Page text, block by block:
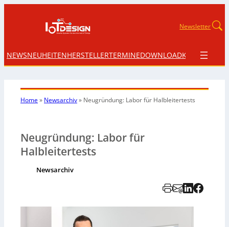
Newsletter
NEWSNEUHEITENHERSTELLERTERMINEDOWNLOADKONTAKT
Home» Newsarchiv» Neugründung: Labor für Halbleitertests
Neugründung: Labor für
Halbleitertests
Newsarchiv